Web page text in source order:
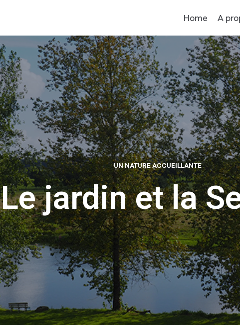
Home A
UN NATURE ACCUEILLANTE
Le jardin et la